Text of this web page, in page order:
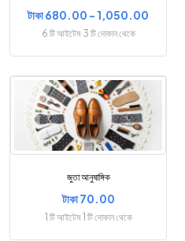
টাকা 680.00 - 1,050.00
6 টি আইটেম 3 টি দোকান থেকে
জুতা আনুষাঙ্গিক
টাকা 70.00
1 টি আইটেম 1 টি দোকান থেকে